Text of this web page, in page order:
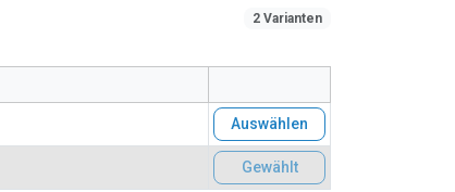
2 Varianten
Auswählen
Gewählt